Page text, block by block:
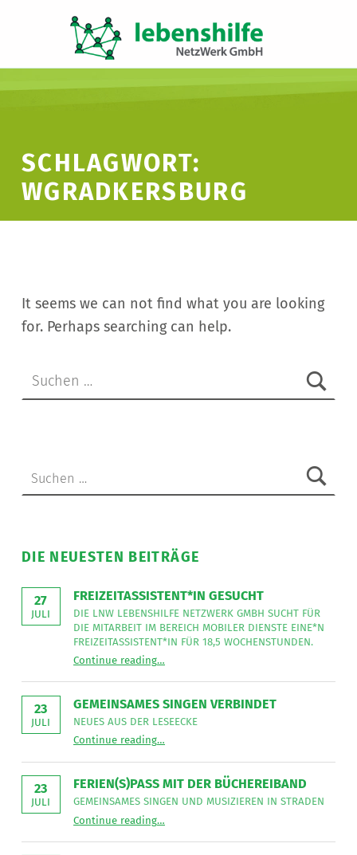
SCHLAGWORT:
WGRADKERSBURG
It seems we can not find what you are looking
for. Perhaps searching can help.
DIE NEUESTEN BEITRÄGE
27
JULI
FREIZEITASSISTENT*IN GESUCHT
DIE LNW LEBENSHILFE NETZWERK GMBH SUCHT FÜR
DIE MITARBEIT IM BEREICH MOBILER DIENSTE EINE*N
FREIZEITASSISTENT*IN FÜR 18,5 WOCHENSTUNDEN.
Continue readingDie
Lebenshilfe
GmbH
für
die
im
Mobiler
eine*n
Freizeitassistent*in
für
…
23
JULI
GEMEINSAMES SINGEN VERBINDET
NEUES AUS DER LESEECKE
Continue readingNeues
der
”
…
23
JULI
FERIEN(S)PASS MIT DER BÜCHEREIBAND
GEMEINSAMES SINGEN UND MUSIZIEREN IN STRADEN
Continue readingGemeinsames
und
…